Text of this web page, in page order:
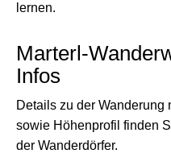
lernen.
Marterl-
Infos
Details zu der Wanderung
sowie Höhenprofil finden
der Wanderdörfer.